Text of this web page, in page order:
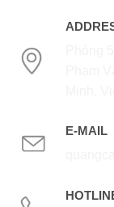
Phòng
Phạm
E-MAIL